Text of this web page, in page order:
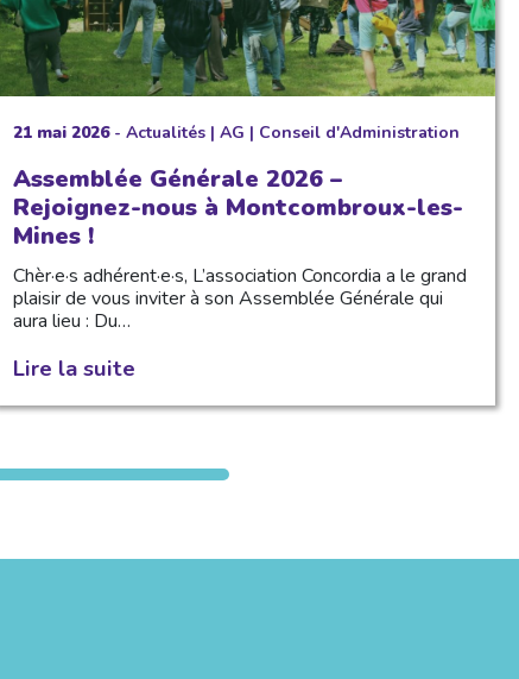
21 mai 2026- Actualités| AG | Conseil d'Administration
Assemblée Générale 2026 –
Rejoignez-nous à Montcombroux-les-
Mines !
Chèr·e·s adhérent·e·s, L’association Concordia a le grand
plaisir de vous inviter à son Assemblée Générale qui
aura lieu : Du…
Lire la suite